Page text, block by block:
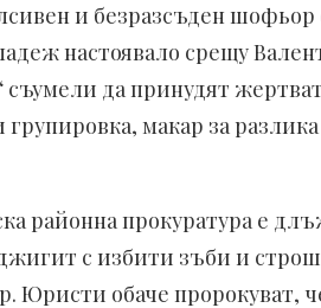
и безразсъден шофьор
настоявало срещу
да принудят
макар за разлика
районна прокуратура е
с избити зъби и
Юристи обаче пророкуват,